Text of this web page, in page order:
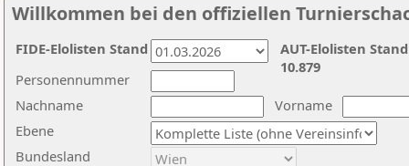
Willkommen bei den offiziellen
Nachname
Vorname
Ebene
Personennummer
Bundesland
AUT-Elolisten
10.879
FIDE-Elolisten Stand